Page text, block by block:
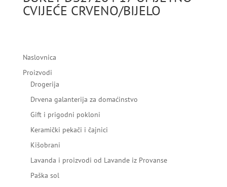
CVIJEĆE CRVENO/BIJELO
Naslovnica
Proizvodi
Drogerija
Drvena galanterija za domaćinstvo
Gift i prigodni pokloni
Keramički pekači i čajnici
Kišobrani
Lavanda i proizvodi od Lavande iz Provanse
Paška sol